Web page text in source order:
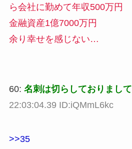
ら会社に勤めて年収500万円
金融資産1億7000万円
余り幸せを感じない…
60: 名刺は切らしておりまして
22:03:04.39 ID:iQMmL6kc
>>35